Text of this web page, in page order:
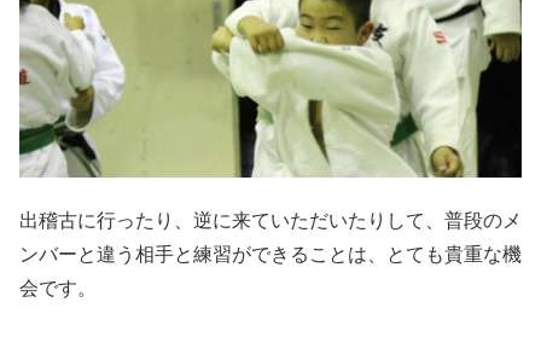
出稽古に行ったり、逆に来ていただいたりして、普段のメ
ンバーと違う相手と練習ができることは、とても貴重な機
会です。